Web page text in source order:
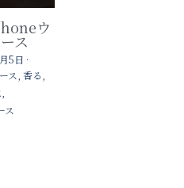
ウ
ス
5日 ·
ス, 香る,
ス